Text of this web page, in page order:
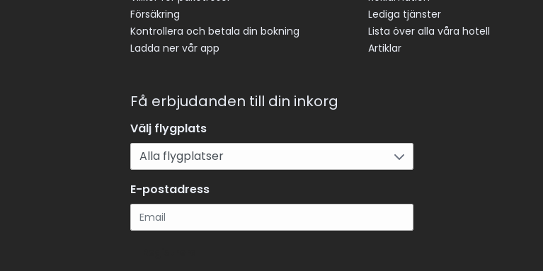
Försäkring
Kontrollera och betala din bokning
Ladda ner vår app
Lediga tjänster
Lista över alla våra hotell
Artiklar
Få erbjudanden till din inkorg
Välj flygplats
E-postadress